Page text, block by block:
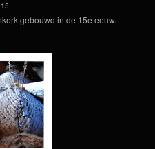
gebouwd in de 15e eeuw.